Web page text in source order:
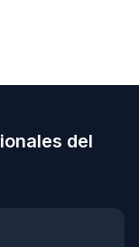
del